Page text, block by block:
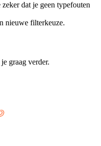
dat je geen typefouten
nieuwe filterkeuze.
graag verder.